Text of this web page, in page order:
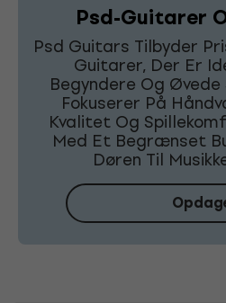
Psd-Guitarer
Psd Guitars Tilbyder
Guitarer, Der Er
Begyndere Og
Fokuserer På
Kvalitet Og
Med Et Begrænset
Døren Til